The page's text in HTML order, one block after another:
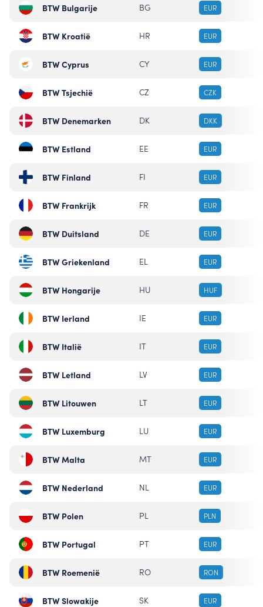
BTW Bulgarije BG EUR
BTW Kroatië HR EUR
BTW Cyprus CY EUR
BTW Tsjechië CZ CZK
BTW Denemarken DK DKK
BTW Estland EE EUR
BTW Finland FI EUR
BTW Frankrijk FR EUR
BTW Duitsland DE EUR
BTW Griekenland EL EUR
BTW Hongarije HU HUF
BTW Ierland IE EUR
BTW Italië IT EUR
BTW Letland LV EUR
BTW Litouwen LT EUR
BTW Luxemburg LU EUR
BTW Malta MT EUR
BTW Nederland NL EUR
BTW Polen PL PLN
BTW Portugal PT EUR
BTW Roemenië RO RON
BTW Slowakije SK EUR